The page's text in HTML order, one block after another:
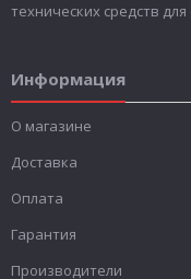
технических средств
Информация
О магазине
Доставка
Оплата
Гарантия
Производители